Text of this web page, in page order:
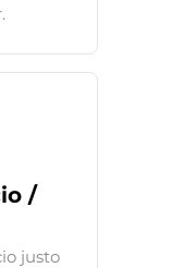
/
justo